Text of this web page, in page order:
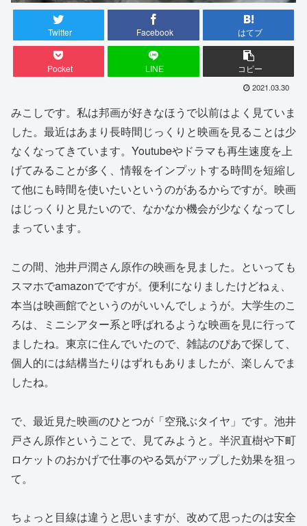
Twitter Facebook はてブ
Pocket LINE コピー
2021.03.30
みこしです。私は邦画が好きなほうで以前はよく見ていま
した。最近はあまり長時間じっくりと映画を見ることは少
なくなってきています。Youtubeやドラマも再生速度を上
げてみることが多く、情報をインプットする時間を短縮し
て他にも時間を使いたいというのがあるからですが。映画
はじっくりと見たいので、なかなか機会が少なくなってし
まっています。
この間、池井戸潤さん原作の映画を見ました。といっても
スマホでamazonでですが。便利になりましたけどねぇ、
本当は映画館でというのがいいんでしょうが。大学生のこ
ろは、ミニシアター系と呼ばれるような映画を見に行って
ましたね。東京に住んでいたので、雑誌のぴあで探して、
個人的には結構当たりはずれもありましたが、楽しんでま
したね。
で、最近見た映画のひとつが「空飛ぶタイヤ」です。池井
戸さん原作ということで、見てみようと。半沢直樹や下町
ロケットのおかげで仕事のやる気がアップした効果を狙っ
て。
ちょっと目線は違うと思いますが、改めて思ったのは安全